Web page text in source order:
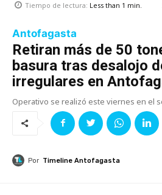
Tiempo de lectura: Less than 1 min.
Antofagasta
Retiran más de 50
basura tras desalojo
irregulares en
Operativo se realizó este viernes en el
Por Timeline Antofagasta